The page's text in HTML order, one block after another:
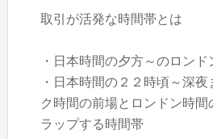
取引が活発な時間帯とは
・日本時間の夕方～のロンド
・日本時間の２２時頃～深
ク時間の前場とロンドン時
ラップする時間帯